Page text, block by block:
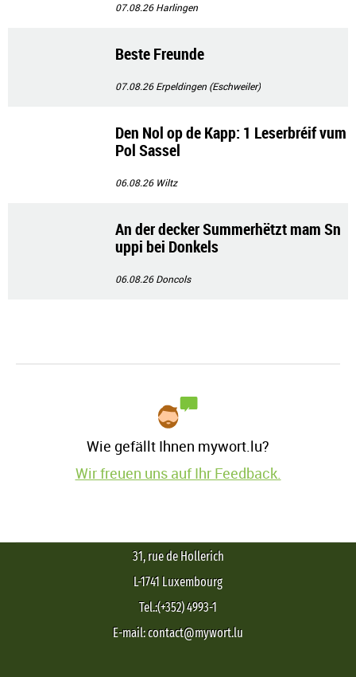
07.08.26Harlingen
Beste Freunde
07.08.26Erpeldingen (Eschweiler)
Den Nol op de Kapp: 1 Leserbréif vum
Pol Sassel
06.08.26 Wiltz
An der decker Summerhëtzt mam Sn
uppi bei Donkels
06.08.26Doncols
Wie gefällt Ihnen mywort.lu?
Wir freuen uns auf Ihr Feedback.
31, rue de Hollerich
L-1741 Luxembourg
Tel.:(+352) 4993-1
E-mail: contact@mywort.lu